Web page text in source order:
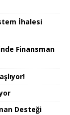
İhalesi
Finansman
Desteği